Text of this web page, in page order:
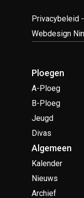
Privacybeleid
Webdesign
Ploegen
A-Ploeg
B-Ploeg
Jeugd
Divas
Algemeen
Kalender
Nieuws
Archief